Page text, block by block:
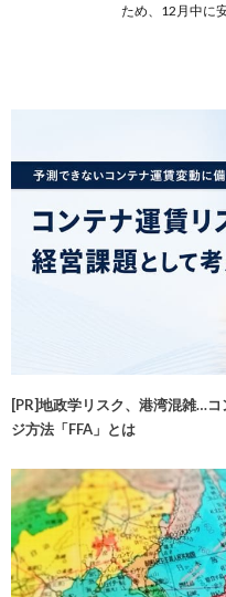
ため、12月中に
[PR]地政学リスク、港湾混雑…
ジ方法「FFA」とは